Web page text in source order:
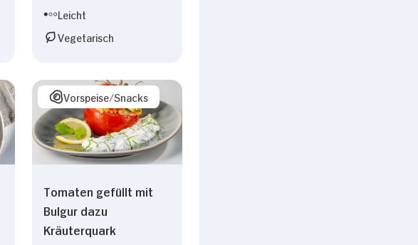
Leicht
Vegetarisch
Vorspeise/Snacks
Tomaten gefüllt mit
Bulgur dazu
Kräuterquark